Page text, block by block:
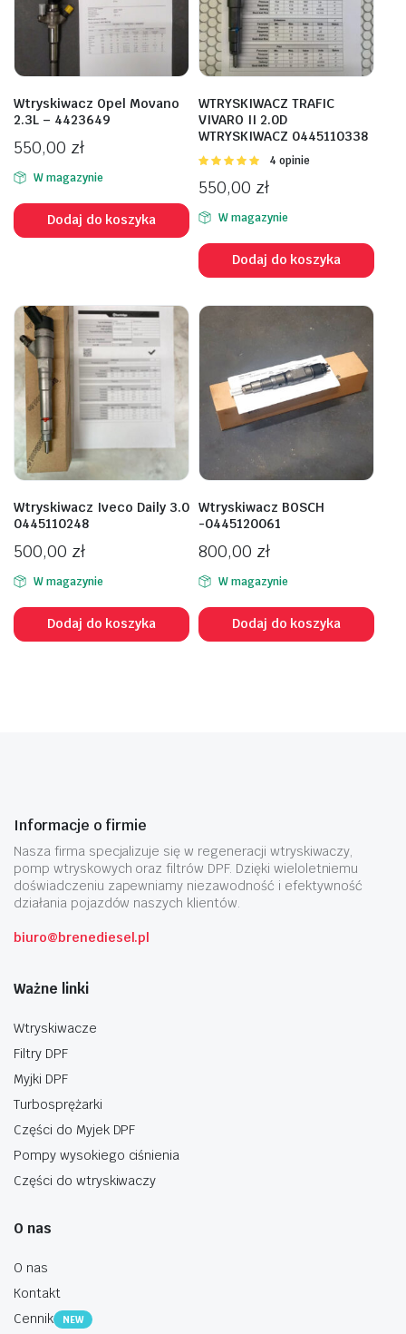
Wtryskiwacz Opel Movano
2.3L – 4423649
550,00 zł
W magazynie
Dodaj do koszyka
WTRYSKIWACZ TRAFIC
VIVARO II 2.0D
WTRYSKIWACZ 0445110338
Oceniono
4 opinie
550,00 zł
W magazynie
Dodaj do koszyka
Wtryskiwacz Iveco Daily 3.0
0445110248
500,00 zł
W magazynie
Dodaj do koszyka
Wtryskiwacz BOSCH
-0445120061
800,00 zł
W magazynie
Dodaj do koszyka
Informacje o firmie
Nasza firma specjalizuje się w regeneracji wtryskiwaczy,
pomp wtryskowych oraz filtrów DPF. Dzięki wieloletniemu
doświadczeniu zapewniamy niezawodność i efektywność
działania pojazdów naszych klientów.
biuro@brenediesel.pl
Ważne linki
Wtryskiwacze
Filtry DPF
Myjki DPF
Turbosprężarki
Części do Myjek DPF
Pompy wysokiego ciśnienia
Części do wtryskiwaczy
O nas
O nas
Kontakt
Cennik
NEW